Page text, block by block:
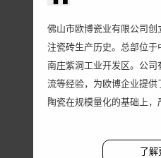
佛山市欧博瓷业有限公司创
注瓷砖生产历史。总部位于
南庄紫洞工业开发区。公
流等经验，为欧博企业提供
陶瓷在规模量化的基础上，
了解